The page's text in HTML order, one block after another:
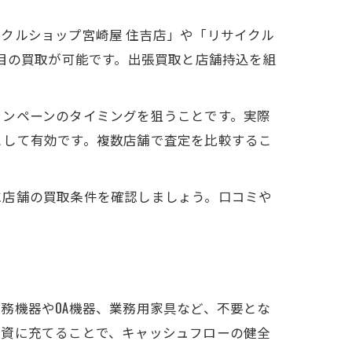
ルショップ宮崎屋 住吉店」や「リサイクル
買取が可能です。出張買取と店舗持込を組
ペーンのタイミングを狙うことです。実際
て有効です。複数店舗で査定を比較するこ
舗の買取条件を確認しましょう。口コミや
機器やOA機器、業務用家具など、不要とな
に充てることで、キャッシュフローの健全